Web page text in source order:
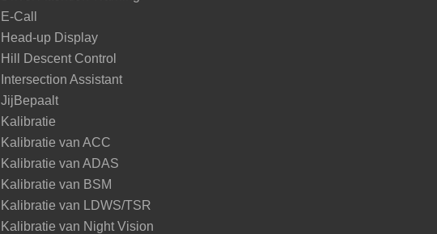
E-Call
Head-up Display
Hill Descent Control
Intersection Assistant
JijBepaalt
Kalibratie
Kalibratie van ACC
Kalibratie van ADAS
Kalibratie van BSM
Kalibratie van LDWS/TSR
Kalibratie van Night Vision